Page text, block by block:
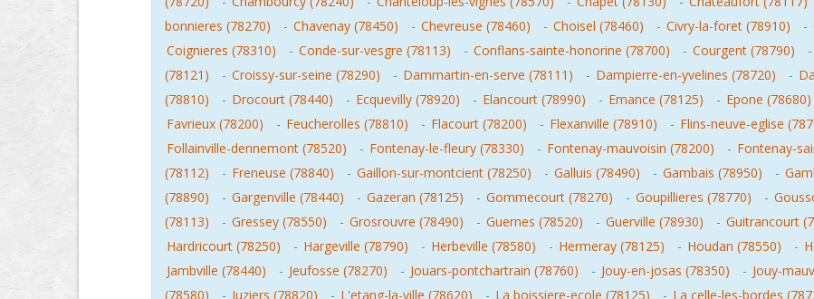
bonnieres (78270)
- Chavenay (78450) - Chevreuse (78460) - Choisel (78460) - Civry-la-foret (78910) -
Coignieres (78310)
- Conde-sur-vesgre (78113) - Conflans-sainte-honorine (78700) - Courgent (78790) -
(78121)
- Croissy-sur-seine (78290) - Dammartin-en-serve (78111) - Dampierre-en-yvelines (78720) -
(78810)
- Drocourt (78440) - Ecquevilly (78920) - Elancourt (78990) - Emance (78125) - Epone (78680)
Favrieux (78200)
- Feucherolles (78810) - Flacourt (78200) - Flexanville (78910) - Flins-neuve-eglise
Follainville-dennemont (78520)
- Fontenay-le-fleury (78330) - Fontenay-mauvoisin (78200) - Fontenay-
(78112)
- Freneuse (78840) - Gaillon-sur-montcient (78250) - Galluis (78490) - Gambais (78950) -
(78890)
- Gargenville (78440) - Gazeran (78125) - Gommecourt (78270) - Goupillieres (78770) -
(78113)
- Gressey (78550) - Grosrouvre (78490) - Guernes (78520) - Guerville (78930) - Guitrancourt
Hardricourt (78250)
- Hargeville (78790) - Herbeville (78580) - Hermeray (78125) - Houdan (78550) -
Jambville (78440)
- Jeufosse (78270) - Jouars-pontchartrain (78760) - Jouy-en-josas (78350) - Jouy-
(78580)
- Juziers (78820) - L'etang-la-ville (78620) - La boissiere-ecole (78125) - La celle-les-bordes